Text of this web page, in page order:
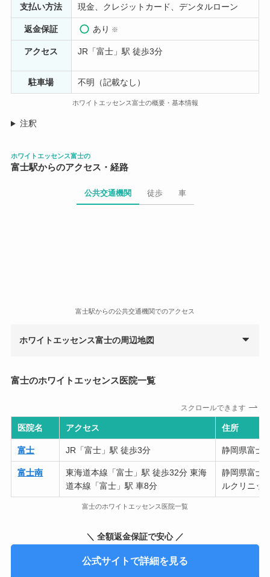
支払い方法 現金、クレジットカード、デンタルローン
返金保証 あり ※
アクセス JR「富士」駅 徒歩3分
駐車場 不明（記載なし）
ホワイトエッセンス富士の概要・基本情報
注釈
ホワイトエッセンス富士の
富士駅からのアクセス・経路
公共交通機関 徒歩 車
富士駅からの公共交通機関でのアクセス
ホワイトエッセンス富士の周辺地図
富士のホワイトエッセンス医院一覧
スクロールできます
医院名 アクセス 住所
富士 JR「富士」駅 徒歩3分 静岡県富士
富士南
東海道本線「富士」駅 徒歩32分 東海
道本線「富士」駅 車8分
静岡県富士
ルクリニッ
富士のホワイトエッセンス医院一覧
＼ 全額返金保証で安心 ／
公式サイトで詳細を見る